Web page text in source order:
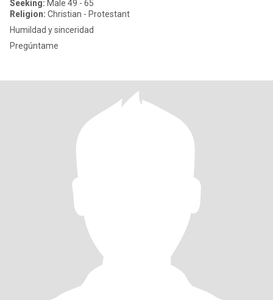
Seeking: Male 49 - 65
Religion: Christian - Protestant
Humildad y sinceridad
Pregúntame